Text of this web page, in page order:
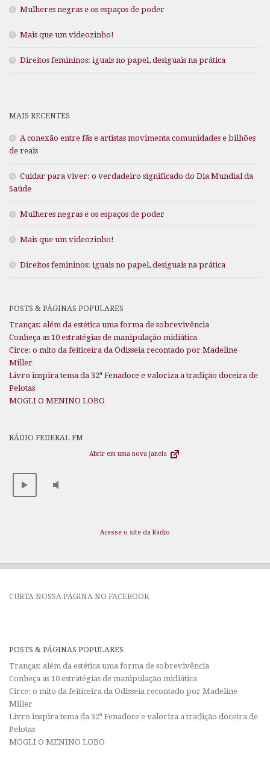
Mulheres negras e os espaços de poder
Mais que um videozinho!
Direitos femininos: iguais no papel, desiguais na prática
MAIS RECENTES
A conexão entre fãs e artistas movimenta comunidades e bilhões
de reais
Cuidar para viver: o verdadeiro significado do Dia Mundial da
Saúde
Mulheres negras e os espaços de poder
Mais que um videozinho!
Direitos femininos: iguais no papel, desiguais na prática
POSTS & PÁGINAS POPULARES
Tranças: além da estética uma forma de sobrevivência
Conheça as 10 estratégias de manipulação midiática
Circe: o mito da feiticeira da Odisseia recontado por Madeline
Miller
Livro inspira tema da 32ª Fenadoce e valoriza a tradição doceira de
Pelotas
MOGLI O MENINO LOBO
RÁDIO FEDERAL FM
Abrir em uma nova janela
Acesse o site da Rádio
CURTA NOSSA PÁGINA NO FACEBOOK
POSTS & PÁGINAS POPULARES
Tranças: além da estética uma forma de sobrevivência
Conheça as 10 estratégias de manipulação midiática
Circe: o mito da feiticeira da Odisseia recontado por Madeline
Miller
Livro inspira tema da 32ª Fenadoce e valoriza a tradição doceira de
Pelotas
MOGLI O MENINO LOBO